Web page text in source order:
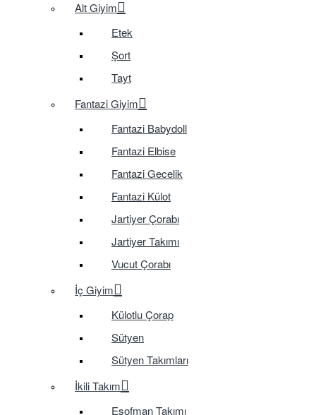
Alt Giyim
Etek
Şort
Tayt
Fantazi Giyim
Fantazi Babydoll
Fantazi Elbise
Fantazi Gecelik
Fantazi Külot
Jartiyer Çorabı
Jartiyer Takımı
Vucut Çorabı
İç Giyim
Külotlu Çorap
Sütyen
Sütyen Takımları
İkili Takım
Eşofman Takımı